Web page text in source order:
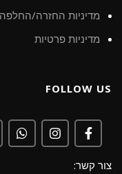
מדיניות החזרה/החלפה
מדיניות פרטיות
FOLLOW US
צור קשר: